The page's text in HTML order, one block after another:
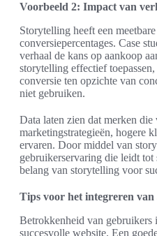
Voorbeeld 2: Impact van
Storytelling heeft een
conversiepercentages. Case
verhaal de kans op aankoop
storytelling effectief
conversie ten opzichte van
niet gebruiken.
Data laten zien dat merken
marketingstrategieën, hogere
ervaren. Door middel van
gebruikerservaring die leidt
belang van storytelling voor
Tips voor het integreren
Betrokkenheid van gebruikers
succesvolle website. Een